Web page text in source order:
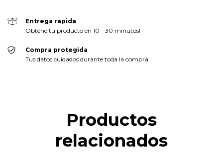
Entrega rapida
Obtene tu producto en 10 - 30 minutos!
Compra protegida
Tus datos cuidados durante toda la compra.
Productos
relacionados